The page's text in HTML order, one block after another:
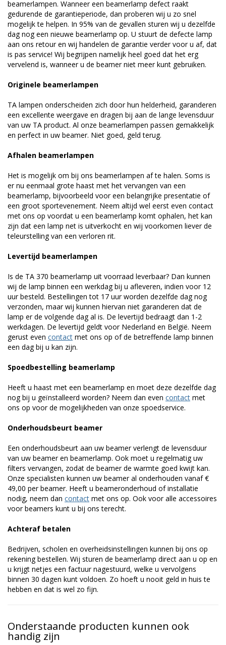
beamerlampen. Wanneer een beamerlamp defect raakt
gedurende de garantieperiode, dan proberen wij u zo snel
mogelijk te helpen. In 95% van de gevallen sturen wij u dezelfde
dag nog een nieuwe beamerlamp op. U stuurt de defecte lamp
aan ons retour en wij handelen de garantie verder voor u af, dat
is pas service! Wij begrijpen namelijk heel goed dat het erg
vervelend is, wanneer u de beamer niet meer kunt gebruiken.
Originele beamerlampen
TA lampen onderscheiden zich door hun helderheid, garanderen
een excellente weergave en dragen bij aan de lange levensduur
van uw TA product. Al onze beamerlampen passen gemakkelijk
en perfect in uw beamer. Niet goed, geld terug.
Afhalen beamerlampen
Het is mogelijk om bij ons beamerlampen af te halen. Soms is
er nu eenmaal grote haast met het vervangen van een
beamerlamp, bijvoorbeeld voor een belangrijke presentatie of
een groot sportevenement. Neem altijd wel eerst even contact
met ons op voordat u een beamerlamp komt ophalen, het kan
zijn dat een lamp net is uitverkocht en wij voorkomen liever de
teleurstelling van een verloren rit.
Levertijd beamerlampen
Is de TA 370 beamerlamp uit voorraad leverbaar? Dan kunnen
wij de lamp binnen een werkdag bij u afleveren, indien voor 12
uur besteld. Bestellingen tot 17 uur worden dezelfde dag nog
verzonden, maar wij kunnen hiervan niet garanderen dat de
lamp er de volgende dag al is. De levertijd bedraagt dan 1-2
werkdagen. De levertijd geldt voor Nederland en België. Neem
gerust even contact met ons op of de betreffende lamp binnen
een dag bij u kan zijn.
Spoedbestelling beamerlamp
Heeft u haast met een beamerlamp en moet deze dezelfde dag
nog bij u geïnstalleerd worden? Neem dan even contact met
ons op voor de mogelijkheden van onze spoedservice.
Onderhoudsbeurt beamer
Een onderhoudsbeurt aan uw beamer verlengt de levensduur
van uw beamer en beamerlamp. Ook moet u regelmatig uw
filters vervangen, zodat de beamer de warmte goed kwijt kan.
Onze specialisten kunnen uw beamer al onderhouden vanaf €
49,00 per beamer. Heeft u beameronderhoud of installatie
nodig, neem dan contact met ons op. Ook voor alle accessoires
voor beamers kunt u bij ons terecht.
Achteraf betalen
Bedrijven, scholen en overheidsinstellingen kunnen bij ons op
rekening bestellen. Wij sturen de beamerlamp direct aan u op en
u krijgt netjes een factuur nagestuurd, welke u vervolgens
binnen 30 dagen kunt voldoen. Zo hoeft u nooit geld in huis te
hebben en dat is wel zo fijn.
Onderstaande producten kunnen ook
handig zijn